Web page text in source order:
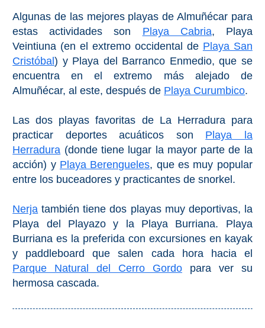
Pitres
Trevélez
BLANCOS
➜
Grazalema
Setenil de
las Bodegas
Olvera
OTRAS
ZONAS
Algunas de las mejores playas de Almuñécar para
estas actividades son Playa Cabria, Playa
Veintiuna (en el extremo occidental de Playa San
Cristóbal) y Playa del Barranco Enmedio, que se
encuentra en el extremo más alejado de
Almuñécar, al este, después de Playa Curumbico.
Las dos playas favoritas de La Herradura para
practicar deportes acuáticos son Playa la
Herradura (donde tiene lugar la mayor parte de la
acción) y Playa Berengueles, que es muy popular
entre los buceadores y practicantes de snorkel.
Nerja también tiene dos playas muy deportivas, la
Playa del Playazo y la Playa Burriana. Playa
Burriana es la preferida con excursiones en kayak
y paddleboard que salen cada hora hacia el
Parque Natural del Cerro Gordopara ver su
hermosa cascada.